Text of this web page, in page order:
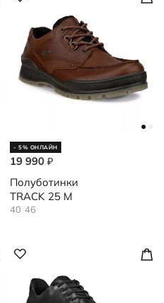
- 5% ОНЛАЙН
19 990 ₽
Полуботинки
TRACK 25 M
40 46